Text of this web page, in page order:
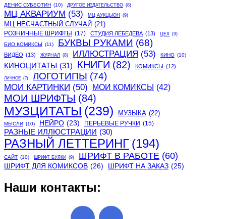
ДЕНИС СУББОТИН (10) ДРУГОЕ ИЗДАТЕЛЬСТВО (8)
МЦ АКВАРИУМ (53) МЦ АУКЦЫОН (9)
МЦ НЕСЧАСТНЫЙ СЛУЧАЙ (21)
РОЗНИЧНЫЕ ШРИФТЫ (17) СТУДИЯ ЛЕБЕДЕВА (13) ЦЕХ (9)
БИО.КОМИКСЫ (11) БУКВЫ РУКАМИ (68)
ВИДЕО (13) ЖУРНАЛ (8) ИЛЛЮСТРАЦИЯ (53) КИНО (10)
КИНОЦИТАТЫ (31) КНИГИ (82) КОМИКСЫ (12)
ЛИЧНОЕ (7) ЛОГОТИПЫ (74)
МОИ КАРТИНКИ (50) МОИ КОМИКСЫ (42)
МОИ ШРИФТЫ (84)
МУЗЦИТАТЫ (239) МУЗЫКА (22)
МЫСЛИ (10) НЕЙРО (23) ПЕРЬЕВЫЕ РУЧКИ (15)
РАЗНЫЕ ИЛЛЮСТРАЦИИ (30)
РАЗНЫЙ ЛЕТТЕРИНГ (194)
САЙТ (10) ШРИФТ БУЛКИ (9) ШРИФТ В РАБОТЕ (60)
ШРИФТ ДЛЯ КОМИКСОВ (26) ШРИФТ НА ЗАКАЗ (25)
Наши контакты: